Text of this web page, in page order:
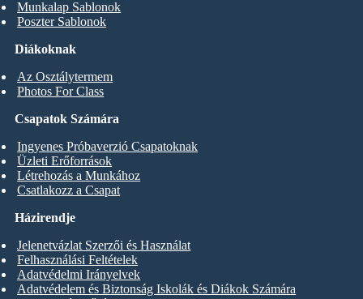
Diákoknak
Az Osztálytermem
Photos For Class
Munkalap Sablonok
Poszter Sablonok
Csapatok Számára
Ingyenes Próbaverzió Csapatoknak
Üzleti Erőforrások
Létrehozás a Munkához
Csatlakozz a Csapat
Házirendje
Jelenetvázlat Szerzői és Használat
Felhasználási Feltételek
Adatvédelmi Irányelvek
Adatvédelem és Biztonság Iskolák és Diákok Számára